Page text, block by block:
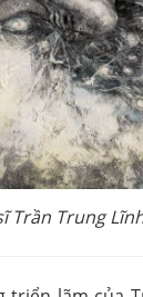
Trần Trung